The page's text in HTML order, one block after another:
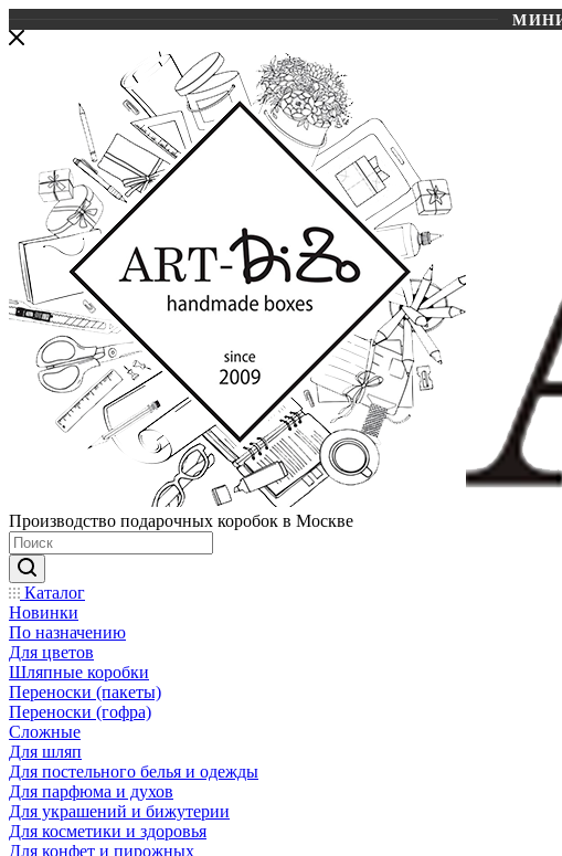
Производство подарочных коробок в Москве
Каталог
Новинки
По назначению
Для цветов
Шляпные коробки
Переноски (пакеты)
Переноски (гофра)
Сложные
Для шляп
Для постельного белья и одежды
Для парфюма и духов
Для украшений и бижутерии
Для косметики и здоровья
Для конфет и пирожных